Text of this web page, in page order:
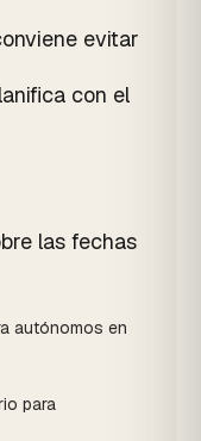
evitar
con el
las fechas
autónomos en
para